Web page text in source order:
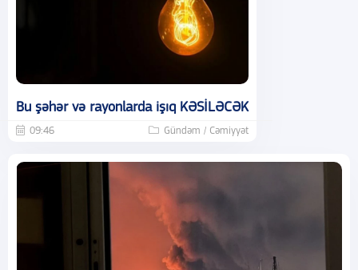
Bu şəhər və rayonlarda işıq KƏSİLƏCƏK
09:46 Gündəm / Cəmiyyət